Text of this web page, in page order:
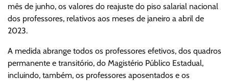
mês de junho, os valores do reajuste do piso salarial nacional
dos professores, relativos aos meses de janeiro a abril de
2023.
A medida abrange todos os professores efetivos, dos quadros
permanente e transitório, do Magistério Público Estadual,
incluindo, também, os professores aposentados e os